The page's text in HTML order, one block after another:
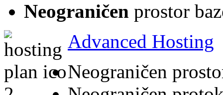
Neograničen prostor
Advanced Hosting
Neograničen